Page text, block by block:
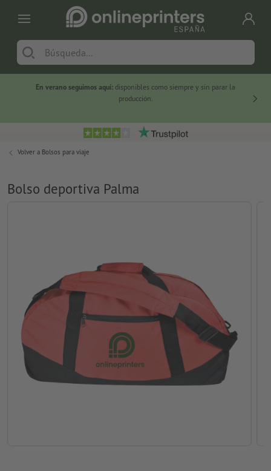
En verano seguimos aquí: disponibles como siempre y sin parar la
producción.
Volver a Bolsos para viaje
Bolso deportiva Palma